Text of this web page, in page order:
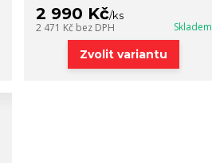
2 990 Kč/ks
2 471 Kč bez DPH Skladem
Zvolit variantu